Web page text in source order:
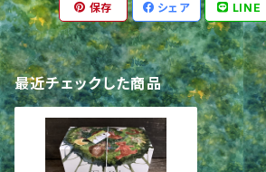
保存 シェア LINE
最近チェックした商品